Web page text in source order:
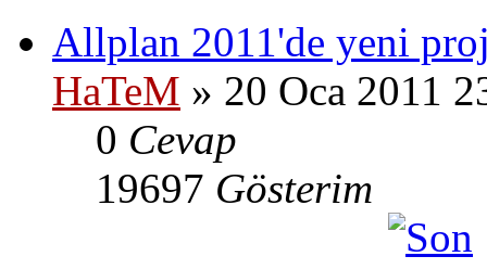
Allplan 2011'de yeni
HaTeM » 20 Oca 2011
0 Cevap
19697 Gösterim